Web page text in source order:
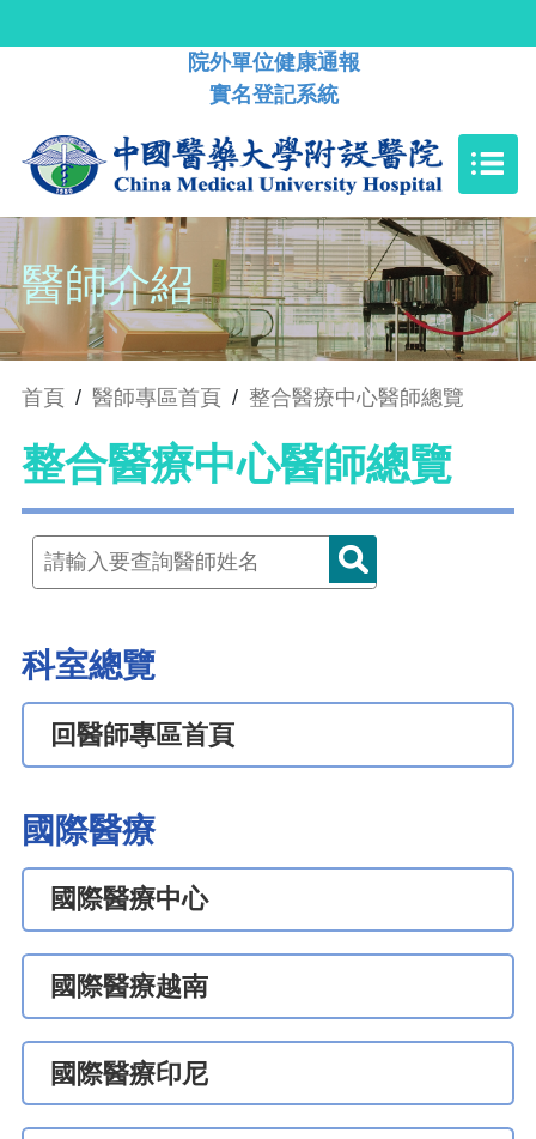
院外單位健康通報
實名登記系統
醫師介紹
首頁 / 醫師專區首頁 / 整合醫療中心醫師總覽
整合醫療中心醫師總覽
科室總覽
回醫師專區首頁
國際醫療
國際醫療中心
國際醫療越南
國際醫療印尼